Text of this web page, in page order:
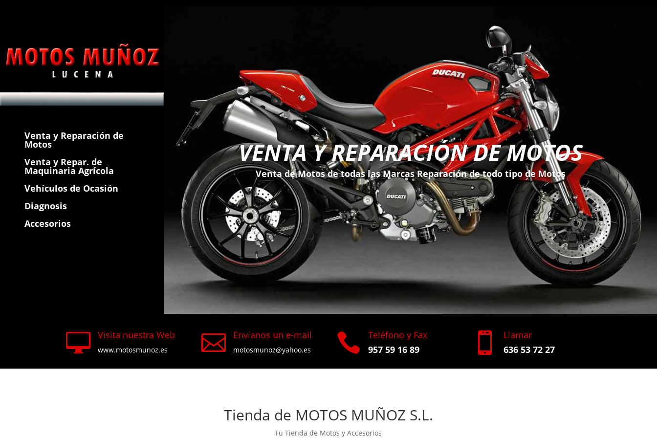
Venta y Reparación de
Motos
Venta y Repar. de
Maquinaria Agrícola
Vehículos de Ocasión
Diagnosis
Accesorios
VENTA Y REPARACIÓN DE MOTOS
Venta de Motos de todas las Marcas Reparación de todo tipo de Motos
 Visita nuestra Web
www.motosmunoz.es  Envíanos un e-mail
motosmunoz@yahoo.es 
Teléfono y Fax
957 59 16 89

Llamar
636 53 72 27
Tienda de MOTOS MUÑOZ S.L.
Tu Tienda de Motos y Accesorios